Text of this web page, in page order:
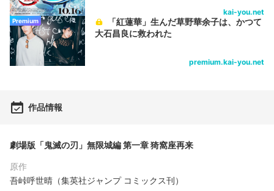
kai-you.net
Premium
「紅蓮華」生んだ草野華余子は、かつて
大石昌良に救われた
premium.kai-you.net
作品情報
劇場版「鬼滅の刃」無限城編 第一章 猗窩座再来
原作
吾峠呼世晴（集英社ジャンプ コミックス刊）